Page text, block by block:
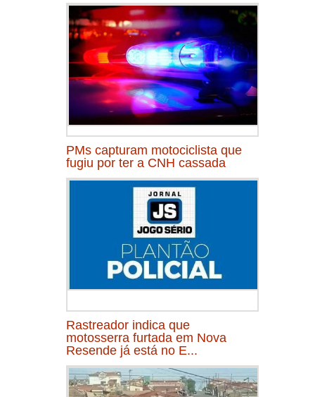
PMs capturam motociclista que
fugiu por ter a CNH cassada
Rastreador indica que
motosserra furtada em Nova
Resende já está no E...